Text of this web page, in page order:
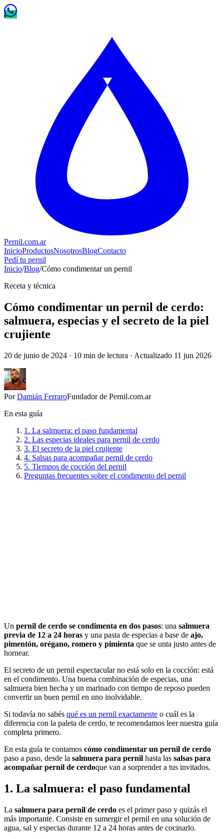
Pernil.com.ar
InicioProductosNosotrosBlogContacto
Pedí tu pernil
Inicio/Blog/Cómo condimentar un pernil
Receta y técnica
Cómo condimentar un pernil de cerdo:
salmuera, especias y el secreto de la piel
crujiente
20 de junio de 2024 · 10 min de lectura · Actualizado 11 jun 2026
PorDamián FerraroFundador de Pernil.com.ar
En esta guía
1. La salmuera: el paso fundamental
2. Las especias ideales para pernil de cerdo
3. El secreto de la piel crujiente
4. Salsas para acompañar pernil de cerdo
5. Tiempos de cocción del pernil
Preguntas frecuentes sobre el condimento del pernil
Un pernil de cerdo se condimenta en dos pasos: una salmuera
previa de 12 a 24 horas y una pasta de especias a base de ajo,
pimentón, orégano, romero y pimienta que se unta justo antes de
hornear.
El secreto de un pernil espectacular no está solo en la cocción: está
en el condimento. Una buena combinación de especias, una
salmuera bien hecha y un marinado con tiempo de reposo pueden
convertir un buen pernil en uno inolvidable.
Si todavía no sabés qué es un pernil exactamente o cuál es la
diferencia con la paleta de cerdo, te recomendamos leer nuestra guía
completa primero.
En esta guía te contamos cómo condimentar un pernil de cerdo
paso a paso, desde la salmuera para pernil hasta las salsas para
acompañar pernil de cerdoque van a sorprender a tus invitados.
1. La salmuera: el paso fundamental
La salmuera para pernil de cerdo es el primer paso y quizás el
más importante. Consiste en sumergir el pernil en una solución de
agua, sal y especias durante 12 a 24 horas antes de cocinarlo.